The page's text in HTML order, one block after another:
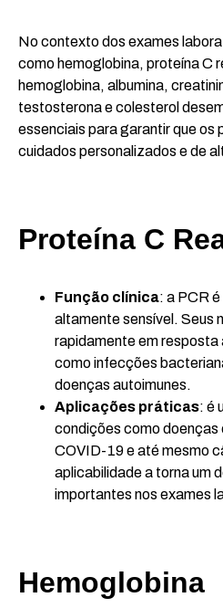
No contexto dos exames
como hemoglobina, proteína C
hemoglobina, albumina,
testosterona e colesterol
essenciais para garantir que os
cuidados personalizados e de
Proteína C
Função clínica: a PCR
altamente sensível. Seus
rapidamente em
como infecções
doenças autoimunes.
Aplicações práticas: é
condições como doenças
COVID-19 e até mesmo
aplicabilidade a torna um
importantes nos exames
Hemoglobina